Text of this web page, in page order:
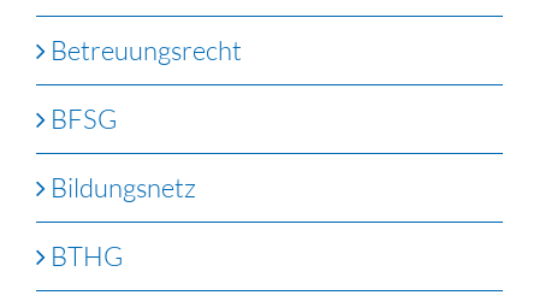
Betreuungsrecht
BFSG
Bildungsnetz
BTHG